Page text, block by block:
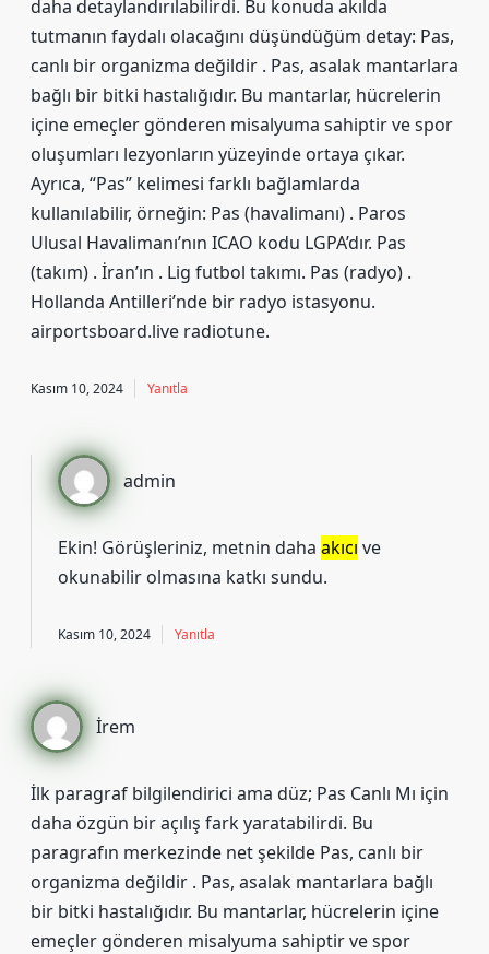
daha detaylandırılabilirdi. Bu konuda akılda
tutmanın faydalı olacağını düşündüğüm detay: Pas,
canlı bir organizma değildir . Pas, asalak mantarlara
bağlı bir bitki hastalığıdır. Bu mantarlar, hücrelerin
içine emeçler gönderen misalyuma sahiptir ve spor
oluşumları lezyonların yüzeyinde ortaya çıkar.
Ayrıca, “Pas” kelimesi farklı bağlamlarda
kullanılabilir, örneğin: Pas (havalimanı) . Paros
Ulusal Havalimanı’nın ICAO kodu LGPA’dır. Pas
(takım) . İran’ın . Lig futbol takımı. Pas (radyo) .
Hollanda Antilleri’nde bir radyo istasyonu.
airportsboard.live radiotune.
Kasım 10, 2024 Yanıtla
admin
Ekin! Görüşleriniz, metnin daha akıcı ve
okunabilir olmasına katkı sundu.
Kasım 10, 2024 Yanıtla
İrem
İlk paragraf bilgilendirici ama düz; Pas Canlı Mı için
daha özgün bir açılış fark yaratabilirdi. Bu
paragrafın merkezinde net şekilde Pas, canlı bir
organizma değildir . Pas, asalak mantarlara bağlı
bir bitki hastalığıdır. Bu mantarlar, hücrelerin içine
emeçler gönderen misalyuma sahiptir ve spor